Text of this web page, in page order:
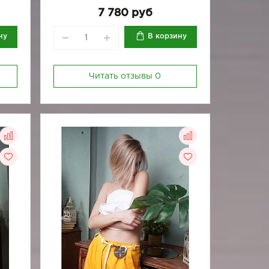
7 780 руб
В корзину
Читать отзывы 0